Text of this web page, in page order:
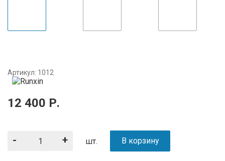
Артикул: 1012
12 400 Р.
+
- шт. В корзину